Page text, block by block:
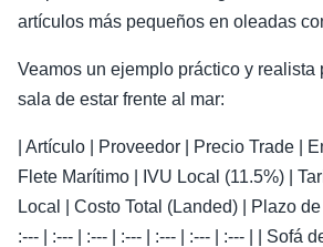
artículos más pequeños en oleadas
Veamos un ejemplo práctico y realista
sala de estar frente al mar:
| Artículo | Proveedor | Precio Trade |
Flete Marítimo | IVU Local (11.5%) |
Local | Costo Total (Landed) | Plazo de
:--- | :--- | :--- | :--- | :--- | :--- | :--- | | Sofá